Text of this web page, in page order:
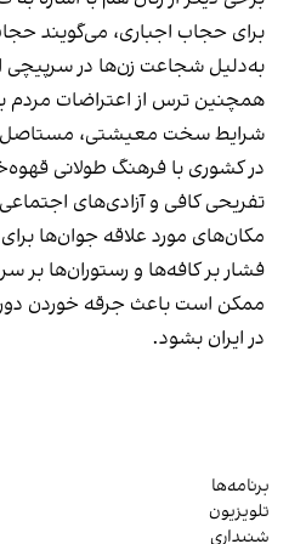
برای حجاب اجباری، می‌گویند
به‌دلیل شجاعت زن‌ها در سرپیچی
همچنین ترس از اعتراضات مردم
شرایط سخت معیشتی،
در کشوری با فرهنگ طولانی
تفریحی کافی و آزادی‌های
مکان‌های مورد علاقه جوان‌ها
فشار بر کافه‌ها و رستوران‌ها بر
ممکن است باعث جرقه خوردن
در ایران بشود.
برنامه‌ها
تلویزیون
شنیداری